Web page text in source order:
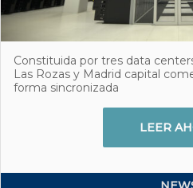
Constituida por tres data
Las Rozas y Madrid capital
forma sincronizada
LEER